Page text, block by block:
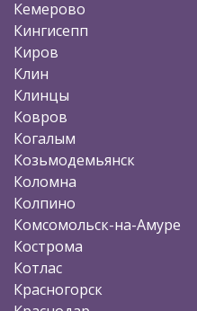
Кемерово
Кингисепп
Киров
Клин
Клинцы
Ковров
Когалым
Козьмодемьянск
Коломна
Колпино
Комсомольск-на-Амуре
Кострома
Котлас
Красногорск